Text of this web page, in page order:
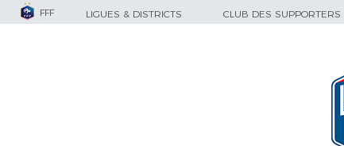
FFF LIGUES & DISTRICTS CLUB DES SUPPORTERS